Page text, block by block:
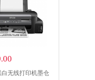
白无线打印机墨仓